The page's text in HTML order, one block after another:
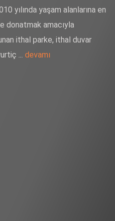
yılında yaşam alanlarına en
donatmak amacıyla
ithal parke, ithal duvar
... devamı